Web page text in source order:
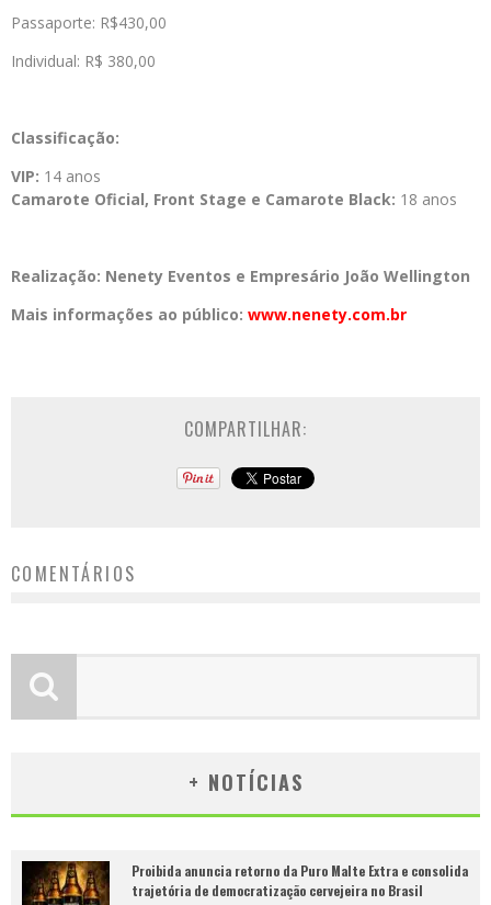
Passaporte: R$430,00
Individual: R$ 380,00
Classificação:
VIP: 14 anos
Camarote Oficial, Front Stage e Camarote Black: 18 anos
Realização: Nenety Eventos e Empresário João Wellington
Mais informações ao público: www.nenety.com.br
COMPARTILHAR:
COMENTÁRIOS
+ NOTÍCIAS
Proibida anuncia retorno da Puro Malte Extra e consolida
trajetória de democratização cervejeira no Brasil